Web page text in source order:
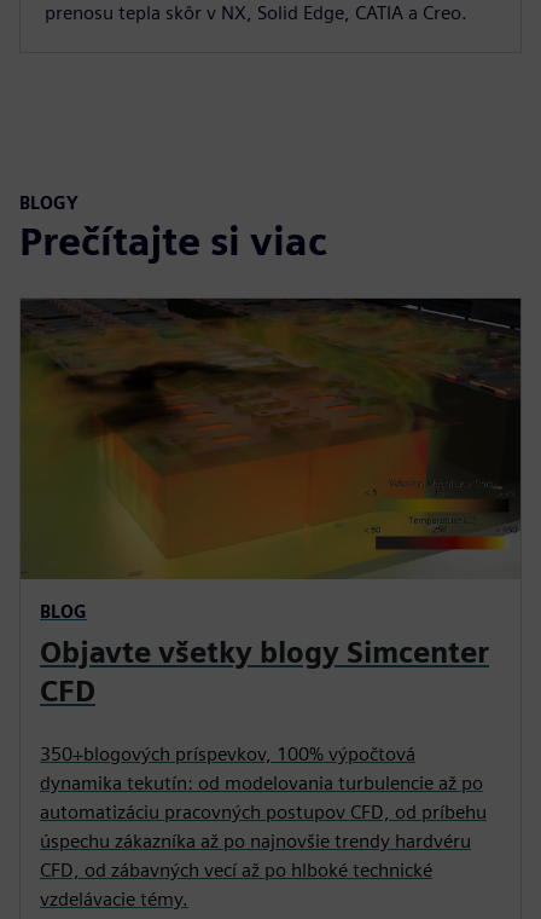
prenosu tepla skôr v NX, Solid Edge, CATIA a Creo.
BLOGY
Prečítajte si viac
BLOG
Objavte všetky blogy Simcenter
CFD
350+blogových príspevkov, 100% výpočtová
dynamika tekutín: od modelovania turbulencie až po
automatizáciu pracovných postupov CFD, od príbehu
úspechu zákazníka až po najnovšie trendy hardvéru
CFD, od zábavných vecí až po hlboké technické
vzdelávacie témy.